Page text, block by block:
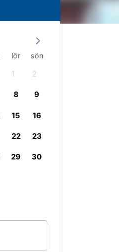
lör sön
1 2
8 9
15 16
22 23
29 30